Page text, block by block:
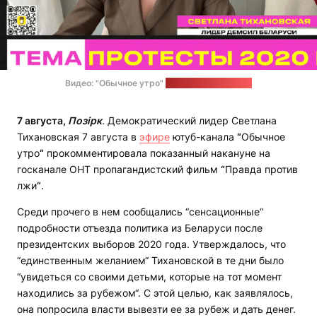
Видео: "Обычное утро"
7 августа, Позірк. Демократический лидер Светлана
Тихановская 7 августа в эфире ютуб-канала “Обычное
утро“ прокомментировала показанный накануне на
госканале ОНТ пропагандистский фильм “Правда против
лжи“.
Среди прочего в нем сообщались “сенсационные“
подробности отъезда политика из Беларуси после
президентских выборов 2020 года. Утверждалось, что
“единственным желанием“ Тихановской в те дни было
“увидеться со своими детьми, которые на тот момент
находились за рубежом“. С этой целью, как заявлялось,
она попросила власти вывезти ее за рубеж и дать денег.